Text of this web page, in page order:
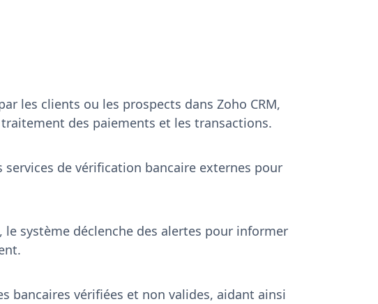
les clients ou les prospects dans Zoho CRM,
des paiements et les transactions.
services de vérification bancaire externes pour
système déclenche des alertes pour informer
bancaires vérifiées et non valides, aidant ainsi